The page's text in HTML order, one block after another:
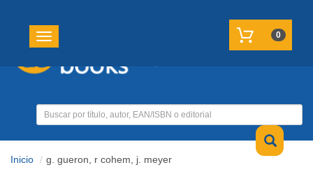
Toggle navigation 0
Inicio g. gueron, r cohem, j. meyer